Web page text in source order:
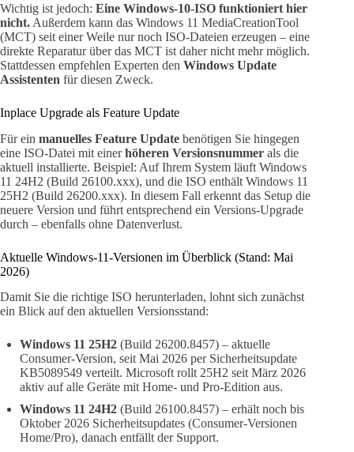
Wichtig ist jedoch: Eine Windows-10-ISO funktioniert hier
nicht. Außerdem kann das Windows 11 MediaCreationTool
(MCT) seit einer Weile nur noch ISO-Dateien erzeugen – eine
direkte Reparatur über das MCT ist daher nicht mehr möglich.
Stattdessen empfehlen Experten den Windows Update
Assistenten für diesen Zweck.
Inplace Upgrade als Feature Update
Für ein manuelles Feature Update benötigen Sie hingegen
eine ISO-Datei mit einerhöheren Versionsnummer als die
aktuell installierte. Beispiel: Auf Ihrem System läuft Windows
11 24H2 (Build 26100.xxx), und die ISO enthält Windows 11
25H2 (Build 26200.xxx). In diesem Fall erkennt das Setup die
neuere Version und führt entsprechend ein Versions-Upgrade
durch – ebenfalls ohne Datenverlust.
Aktuelle Windows-11-Versionen im Überblick (Stand: Mai
2026)
Damit Sie die richtige ISO herunterladen, lohnt sich zunächst
ein Blick auf den aktuellen Versionsstand:
Windows 11 25H2 (Build 26200.8457) – aktuelle
Consumer-Version, seit Mai 2026 per Sicherheitsupdate
KB5089549 verteilt. Microsoft rollt 25H2 seit März 2026
aktiv auf alle Geräte mit Home- und Pro-Edition aus.
Windows 11 24H2 (Build 26100.8457) – erhält noch bis
Oktober 2026 Sicherheitsupdates (Consumer-Versionen
Home/Pro), danach entfällt der Support.